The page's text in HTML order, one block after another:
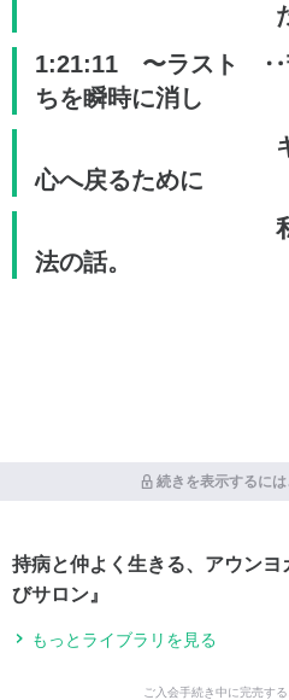
たお客
1:21:11 〜ラスト ‥
ちを瞬時に消し
キレイな
心へ戻るために
私がして
法の話。
続きを表示するに
持病と仲よく生きる、アウン
びサロン』
もっとライブラリを見る
ご入会手続き中に完売す